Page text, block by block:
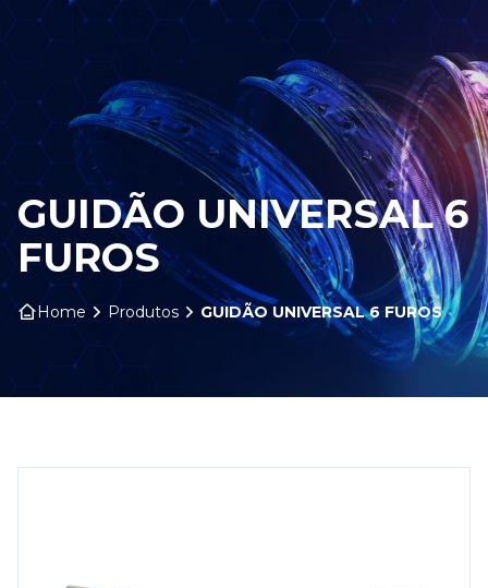
SOBRE NÓS
PRODUTOS
ARO ARTS
CONTATO
GUIDÃO UNIVERSAL 6
FUROS
Home Produtos GUIDÃO UNIVERSAL 6 FUROS